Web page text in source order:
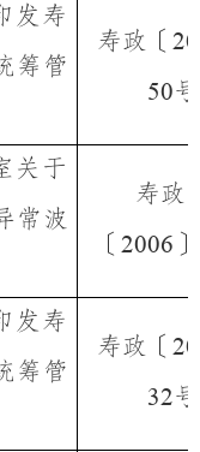
发寿
筹管
寿政〔
50号
关于
常波
寿政
〔 2006 〕
发寿
筹管
寿政〔
32号